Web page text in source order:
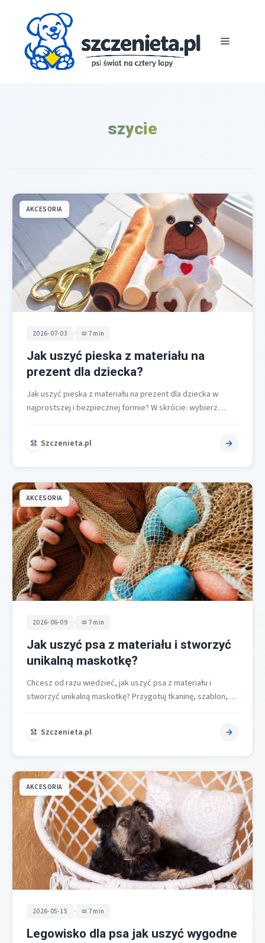
Menu
szycie
AKCESORIA
2026-07-03 • 7 min
Jak uszyć pieska z materiału na
prezent dla dziecka?
Jak uszyć pieska z materiału na prezent dla dziecka w
najprostszej i bezpiecznej formie? W skrócie: wybierz
Szczenieta.pl
AKCESORIA
2026-06-09 • 7 min
Jak uszyć psa z materiału i stworzyć
unikalną maskotkę?
Chcesz od razu wiedzieć, jak uszyć psa z materiału i
stworzyć unikalną maskotkę? Przygotuj tkaninę, szablon,
Szczenieta.pl
AKCESORIA
2026-05-15 • 7 min
Legowisko dla psa jak uszyć wygodne